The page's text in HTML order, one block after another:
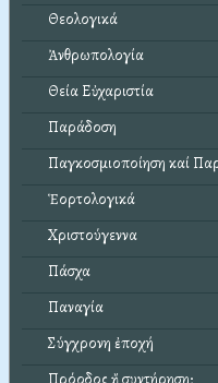
Θεολογικά
Ἀνθρωπολογία
Θεία Εὐχαριστία
Παράδοση
Παγκοσμιοποίηση καί
Ἑορτολογικά
Χριστούγεννα
Πάσχα
Παναγία
Σύγχρονη ἐποχή